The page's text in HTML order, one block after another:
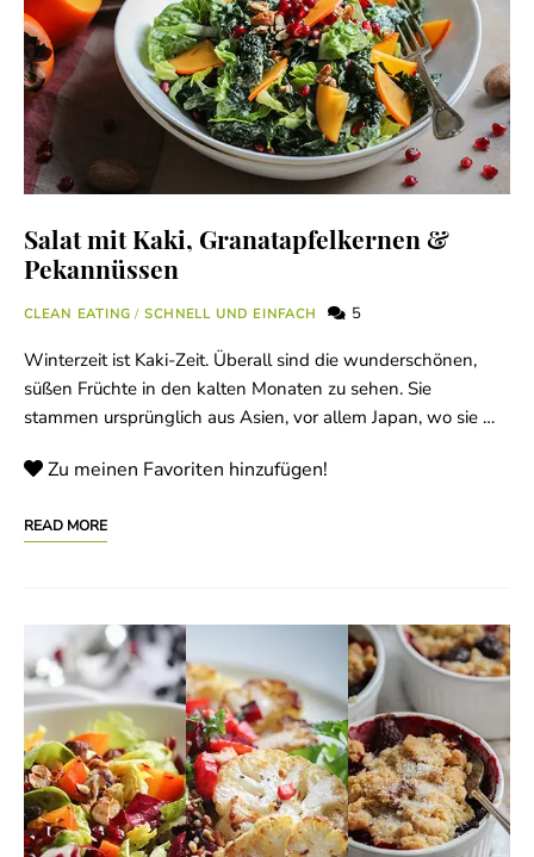
Salat mit Kaki, Granatapfelkernen &
Pekannüssen
CLEAN EATING / SCHNELL UND EINFACH 5
Winterzeit ist Kaki-Zeit. Überall sind die wunderschönen,
süßen Früchte in den kalten Monaten zu sehen. Sie
stammen ursprünglich aus Asien, vor allem Japan, wo sie …
Zu meinen Favoriten hinzufügen!
READ MORE